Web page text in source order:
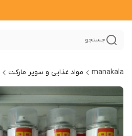
جستجو
manakala مواد غذایی و سوپر مارکت